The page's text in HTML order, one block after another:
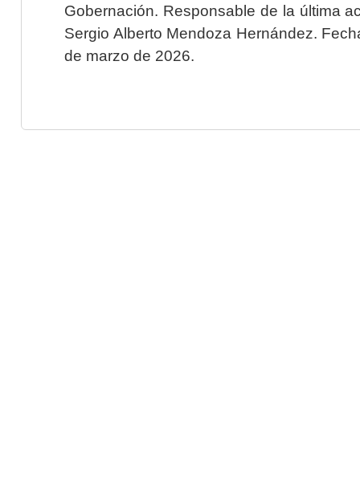
Gobernación. Responsable de la última
Sergio Alberto Mendoza Hernández.
de marzo de 2026.